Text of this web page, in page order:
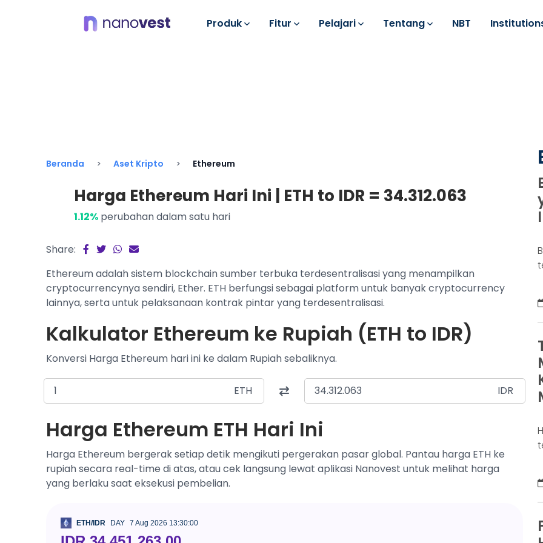
Produk Fitur Pelajari Tentang NBT
Beranda Aset Kripto Ethereum
Harga Ethereum Hari Ini | ETH to IDR = 34.312.063
1.12% perubahan dalam satu hari
Share:
Ethereum adalah sistem blockchain sumber terbuka terdesentralisasi yang menampilkan
cryptocurrencynya sendiri, Ether. ETH berfungsi sebagai platform untuk banyak cryptocurrency
lainnya, serta untuk pelaksanaan kontrak pintar yang terdesentralisasi.
Kalkulator Ethereum ke Rupiah (ETH to IDR)
Konversi Harga Ethereum hari ini ke dalam Rupiah sebaliknya.
ETH IDR
Harga Ethereum ETH Hari Ini
Harga Ethereum bergerak setiap detik mengikuti pergerakan pasar global. Pantau harga ETH ke
rupiah secara real-time di atas, atau cek langsung lewat aplikasi Nanovest untuk melihat harga
yang berlaku saat eksekusi pembelian.
ETH/IDR DAY 7 Aug 2026 13:30:00